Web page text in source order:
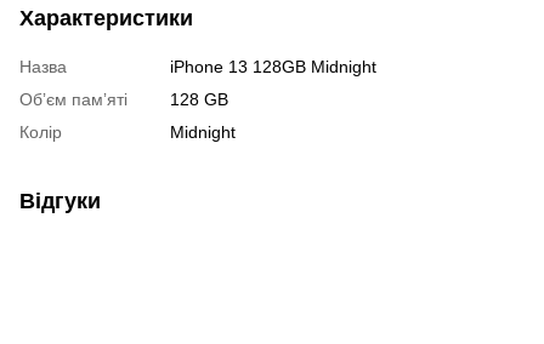
Характеристики
Назва
iPhone 13 128GB Midnight
Обʼєм памʼяті
128 GB
Колір
Midnight
Відгуки